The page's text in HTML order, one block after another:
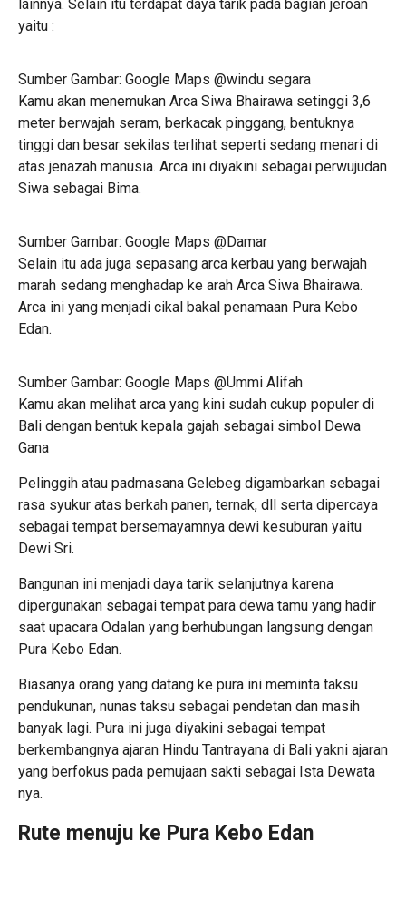
lainnya. Selain itu terdapat daya tarik pada bagian jeroan
yaitu :
Sumber Gambar: Google Maps @windu segara
Kamu akan menemukan Arca Siwa Bhairawa setinggi 3,6
meter berwajah seram, berkacak pinggang, bentuknya
tinggi dan besar sekilas terlihat seperti sedang menari di
atas jenazah manusia. Arca ini diyakini sebagai perwujudan
Siwa sebagai Bima.
Sumber Gambar: Google Maps @Damar
Selain itu ada juga sepasang arca kerbau yang berwajah
marah sedang menghadap ke arah Arca Siwa Bhairawa.
Arca ini yang menjadi cikal bakal penamaan Pura Kebo
Edan.
Sumber Gambar: Google Maps @Ummi Alifah
Kamu akan melihat arca yang kini sudah cukup populer di
Bali dengan bentuk kepala gajah sebagai simbol Dewa
Gana
Pelinggih atau padmasana Gelebeg digambarkan sebagai
rasa syukur atas berkah panen, ternak, dll serta dipercaya
sebagai tempat bersemayamnya dewi kesuburan yaitu
Dewi Sri.
Bangunan ini menjadi daya tarik selanjutnya karena
dipergunakan sebagai tempat para dewa tamu yang hadir
saat upacara Odalan yang berhubungan langsung dengan
Pura Kebo Edan.
Biasanya orang yang datang ke pura ini meminta taksu
pendukunan, nunas taksu sebagai pendetan dan masih
banyak lagi. Pura ini juga diyakini sebagai tempat
berkembangnya ajaran Hindu Tantrayana di Bali yakni ajaran
yang berfokus pada pemujaan sakti sebagai Ista Dewata
nya.
Rute menuju ke Pura Kebo Edan